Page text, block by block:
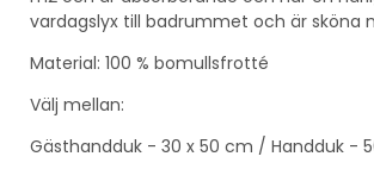
vardagslyx till badrummet och är sköna
Material: 100 % bomullsfrotté
Välj mellan:
Gästhandduk - 30 x 50 cm / Handduk -